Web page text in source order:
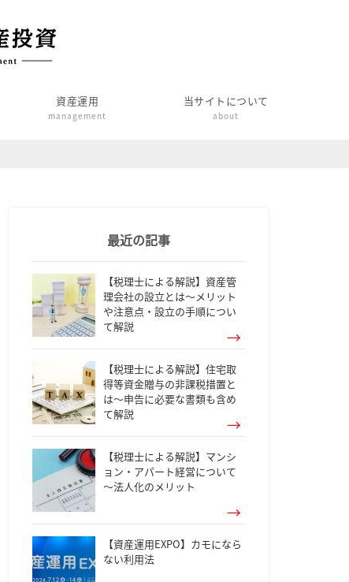
資産運用
management
当サイトについて
about
最近の記事
【税理士による解説】資産管
理会社の設立とは～メリット
や注意点・設立の手順につい
て解説
【税理士による解説】住宅取
得等資金贈与の非課税措置と
は～申告に必要な書類も含め
て解説
【税理士による解説】マンシ
ョン・アパート経営について
～法人化のメリット
【資産運用EXPO】カモになら
ない利用法